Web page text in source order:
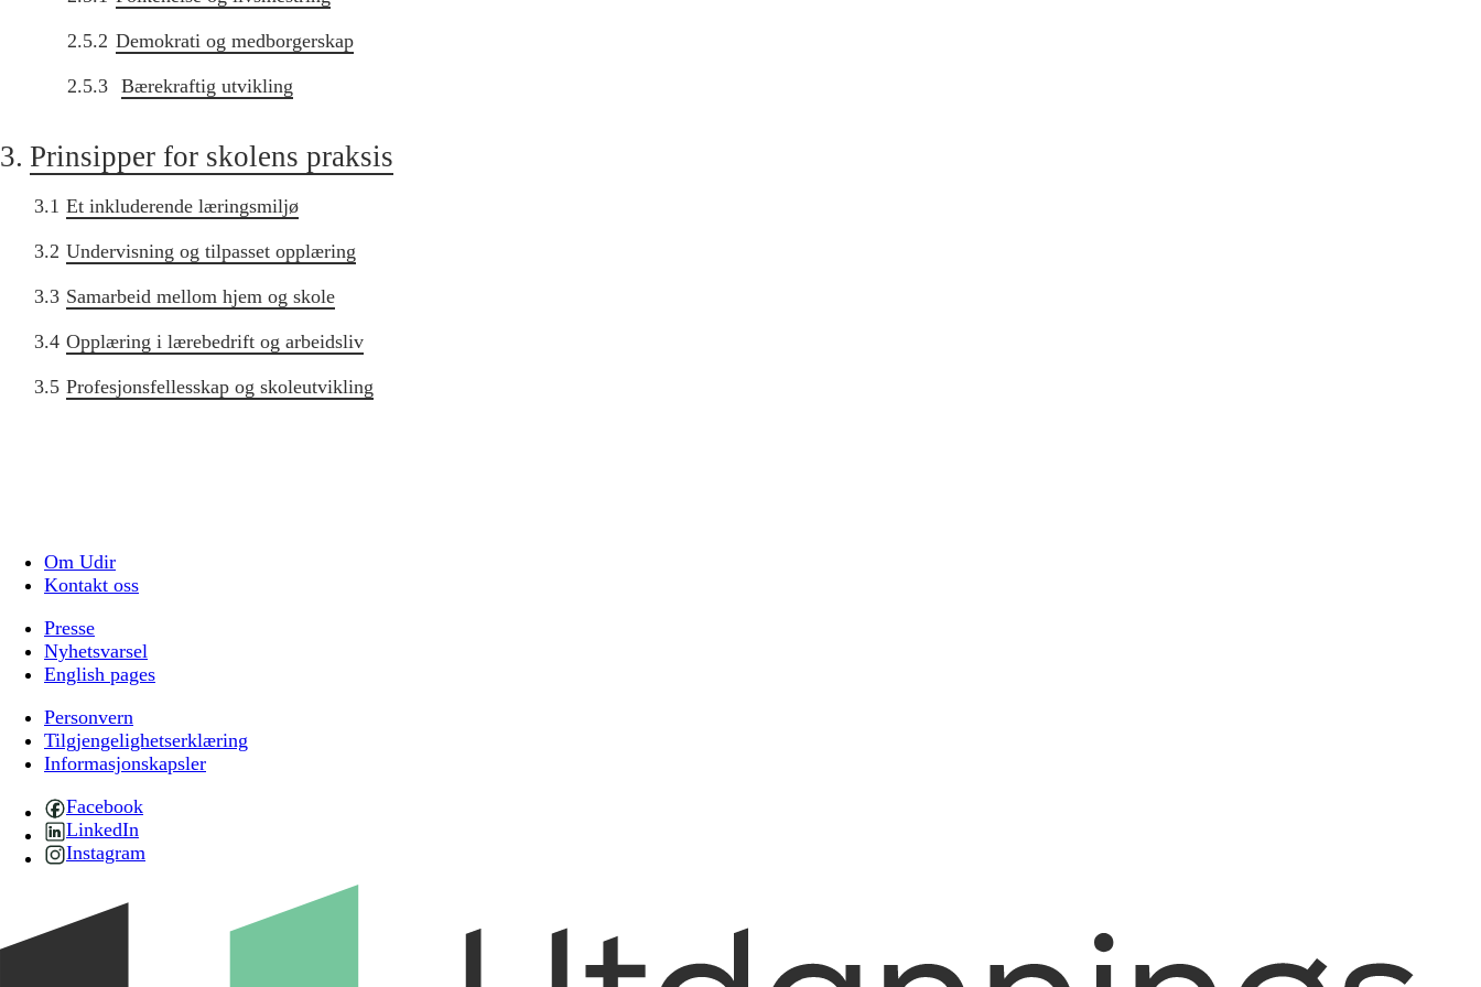
2.5.2 Demokrati og medborgerskap
2.5.3 Bærekraftig utvikling
3. Prinsipper for skolens praksis
3.1 Et inkluderende læringsmiljø
3.2 Undervisning og tilpasset opplæring
3.3 Samarbeid mellom hjem og skole
3.4 Opplæring i lærebedrift og arbeidsliv
3.5 Profesjonsfellesskap og skoleutvikling
Om Udir
Kontakt oss
Presse
Nyhetsvarsel
English pages
Personvern
Tilgjengelighetserklæring
Informasjonskapsler
Facebook
LinkedIn
Instagram